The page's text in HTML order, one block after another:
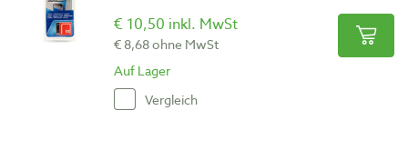
€ 10,50 inkl. MwSt
€ 8,68 ohne MwSt
Auf Lager
Vergleich